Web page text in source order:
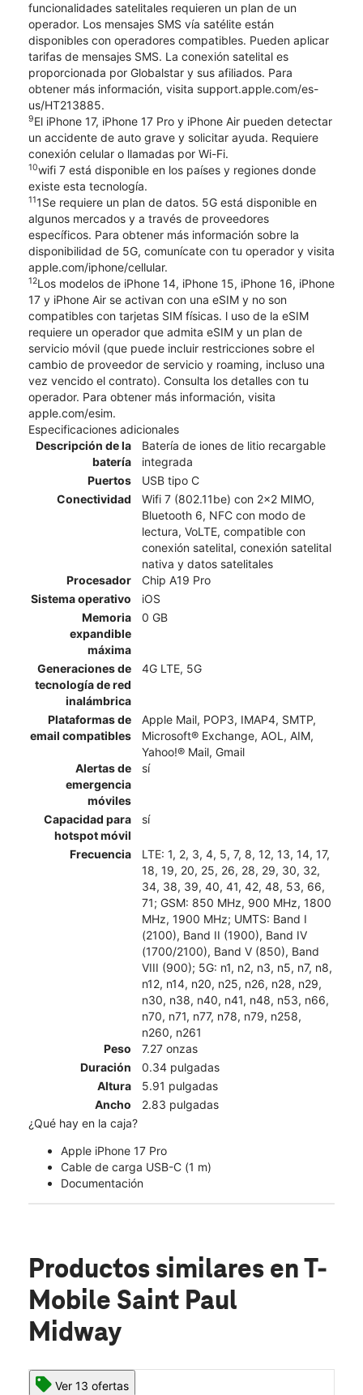
funcionalidades satelitales requieren un plan de un
operador. Los mensajes SMS vía satélite están
disponibles con operadores compatibles. Pueden aplicar
tarifas de mensajes SMS. La conexión satelital es
proporcionada por Globalstar y sus afiliados. Para
obtener más información, visita support.apple.com/es-
us/HT213885.
9El iPhone 17, iPhone 17 Pro y iPhone Air pueden detectar
un accidente de auto grave y solicitar ayuda. Requiere
conexión celular o llamadas por Wi-Fi.
10wifi 7 está disponible en los países y regiones donde
existe esta tecnología.
111Se requiere un plan de datos. 5G está disponible en
algunos mercados y a través de proveedores
específicos. Para obtener más información sobre la
disponibilidad de 5G, comunícate con tu operador y visita
apple.com/iphone/cellular.
12Los modelos de iPhone 14, iPhone 15, iPhone 16, iPhone
17 y iPhone Air se activan con una eSIM y no son
compatibles con tarjetas SIM físicas. l uso de la eSIM
requiere un operador que admita eSIM y un plan de
servicio móvil (que puede incluir restricciones sobre el
cambio de proveedor de servicio y roaming, incluso una
vez vencido el contrato). Consulta los detalles con tu
operador. Para obtener más información, visita
apple.com/esim.
Especificaciones adicionales
Descripción de la
batería
Batería de iones de litio recargable
integrada
Puertos
USB tipo C
Conectividad
Wifi 7 (802.11be) con 2x2 MIMO,
Bluetooth 6, NFC con modo de
lectura, VoLTE, compatible con
conexión satelital, conexión satelital
nativa y datos satelitales
Procesador
Chip A19 Pro
Sistema operativo
iOS
Memoria
expandible
máxima
0 GB
Generaciones de
tecnología de red
inalámbrica
4G LTE, 5G
Plataformas de
email compatibles
Apple Mail, POP3, IMAP4, SMTP,
Microsoft® Exchange, AOL, AIM,
Yahoo!® Mail, Gmail
Alertas de
emergencia
móviles
sí
Capacidad para
hotspot móvil
sí
Frecuencia
LTE: 1, 2, 3, 4, 5, 7, 8, 12, 13, 14, 17,
18, 19, 20, 25, 26, 28, 29, 30, 32,
34, 38, 39, 40, 41, 42, 48, 53, 66,
71; GSM: 850 MHz, 900 MHz, 1800
MHz, 1900 MHz; UMTS: Band I
(2100), Band II (1900), Band IV
(1700/2100), Band V (850), Band
VIII (900); 5G: n1, n2, n3, n5, n7, n8,
n12, n14, n20, n25, n26, n28, n29,
n30, n38, n40, n41, n48, n53, n66,
n70, n71, n77, n78, n79, n258,
n260, n261
Peso
7.27 onzas
Duración
0.34 pulgadas
Altura
5.91 pulgadas
Ancho
2.83 pulgadas
¿Qué hay en la caja?
Apple iPhone 17 Pro
Cable de carga USB-C (1 m)
Documentación
Productos similares en T-
Mobile Saint Paul
Midway
Ver 13 ofertas